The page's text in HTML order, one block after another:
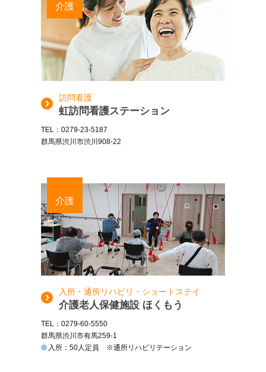
介護
訪問看護
虹訪問看護ステーション
TEL：0279-23-5187
群馬県渋川市渋川908-22
介護
入所・通所リハビリ・ショートステイ
介護老人保健施設 ほくもう
TEL：0279-60-5550
群馬県渋川市有馬259-1
入所：50人定員 ※通所リハビリテーション